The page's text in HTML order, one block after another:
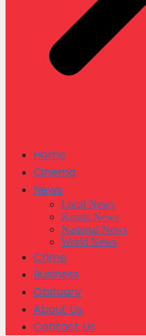
Home
Cinema
News
Local News
Kerala News
National News
World News
Crime
Business
Obituary
About Us
Contact Us